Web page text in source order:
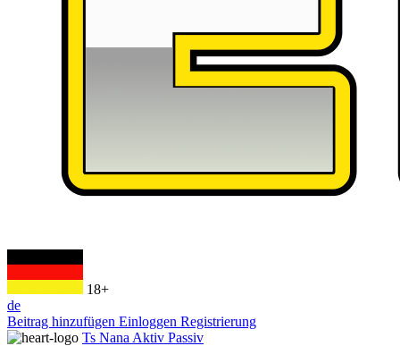
18+
de
Beitrag hinzufügen Einloggen Registrierung
Ts Nana Aktiv Passiv